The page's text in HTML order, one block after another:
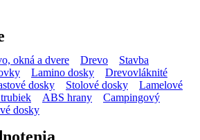
okná a dvere Drevo
Stavba
Lamino dosky
Drevovláknité
dosky Stolové dosky
Lamelové
ABS hrany
Campingový
dosky